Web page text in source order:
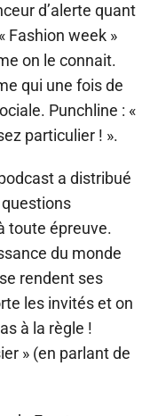
d’alerte quant
Fashion week »
on le connait.
qui une fois de
Punchline : «
particulier ! ».
a distribué
toute épreuve.
du monde
rendent ses
les invités et on
à la règle !
» (en parlant de